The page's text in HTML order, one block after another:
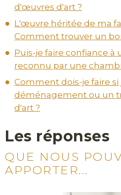
d'œuvres d'art ?
L'œuvre héritée de ma
Comment trouver un
Puis-je faire confiance à
reconnu par une
Comment dois-je faire
déménagement ou un
d'art ?
Les réponses
QUE NOUS
APPORTER...